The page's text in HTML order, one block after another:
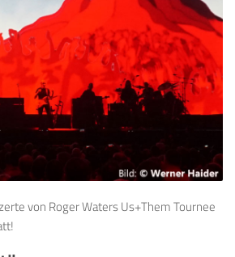
von Roger Waters Us+Them Tournee